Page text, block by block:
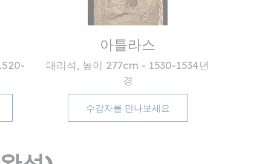
아틀라스
대리석, 높이 277cm - 1530-1534년
경
수감자를 만나보세요